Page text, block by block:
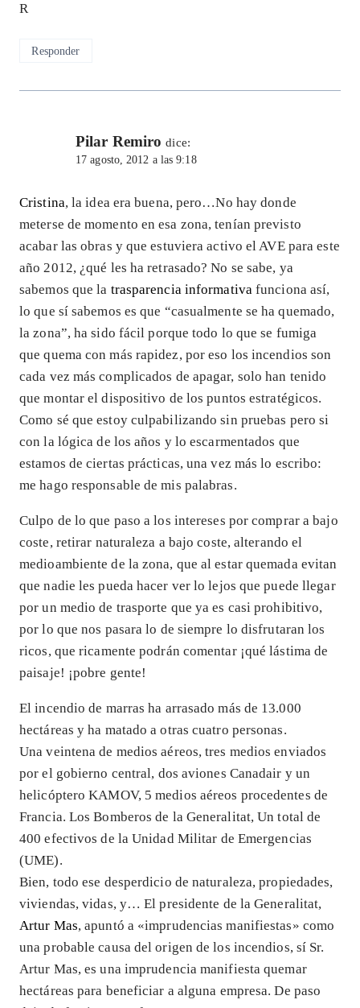
R
Responder
Pilar Remiro dice:
17 agosto, 2012 a las 9:18
Cristina, la idea era buena, pero…No hay donde
meterse de momento en esa zona, tenían previsto
acabar las obras y que estuviera activo el AVE para este
año 2012, ¿qué les ha retrasado? No se sabe, ya
sabemos que la trasparencia informativafunciona así,
lo que sí sabemos es que “casualmente se ha quemado,
la zona”, ha sido fácil porque todo lo que se fumiga
que quema con más rapidez, por eso los incendios son
cada vez más complicados de apagar, solo han tenido
que montar el dispositivo de los puntos estratégicos.
Como sé que estoy culpabilizando sin pruebas pero si
con la lógica de los años y lo escarmentados que
estamos de ciertas prácticas, una vez más lo escribo:
me hago responsable de mis palabras.
Culpo de lo que paso a los intereses por comprar a bajo
coste, retirar naturaleza a bajo coste, alterando el
medioambiente de la zona, que al estar quemada evitan
que nadie les pueda hacer ver lo lejos que puede llegar
por un medio de trasporte que ya es casi prohibitivo,
por lo que nos pasara lo de siempre lo disfrutaran los
ricos, que ricamente podrán comentar ¡qué lástima de
paisaje! ¡pobre gente!
El incendio de marras ha arrasado más de 13.000
hectáreas y ha matado a otras cuatro personas.
Una veintena de medios aéreos, tres medios enviados
por el gobierno central, dos aviones Canadair y un
helicóptero KAMOV, 5 medios aéreos procedentes de
Francia. Los Bomberos de la Generalitat, Un total de
400 efectivos de la Unidad Militar de Emergencias
(UME).
Bien, todo ese desperdicio de naturaleza, propiedades,
viviendas, vidas, y… El presidente de la Generalitat,
Artur Mas, apuntó a «imprudencias manifiestas» como
una probable causa del origen de los incendios, sí Sr.
Artur Mas, es una imprudencia manifiesta quemar
hectáreas para beneficiar a alguna empresa. De paso